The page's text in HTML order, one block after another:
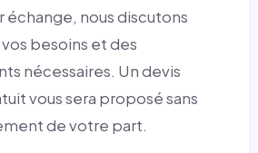
nous discutons
besoins et des
nécessaires. Un devis
vous sera proposé sans
de votre part.